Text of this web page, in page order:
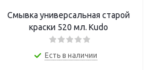
Смывка универсальная старой
краски 520 мл. Кudo
Есть в наличии